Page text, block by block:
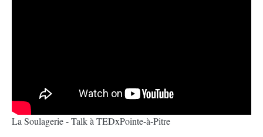
La Soulagerie - Talk à TEDxPointe-à-Pitre